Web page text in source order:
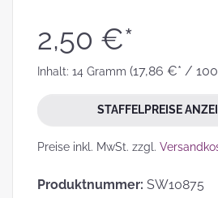
2,50 €*
Inhalt: 14 Gramm (17,86 €* /
STAFFELPREISE
Preise inkl. MwSt. zzgl.
Produktnummer: SW10875